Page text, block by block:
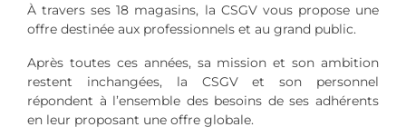
À travers ses 18 magasins, la CSGV vous propose une
offre destinée aux professionnels et au grand public.
Après toutes ces années, sa mission et son ambition
restent inchangées, la CSGV et son personnel
répondent à l’ensemble des besoins de ses adhérents
en leur proposant une offre globale.